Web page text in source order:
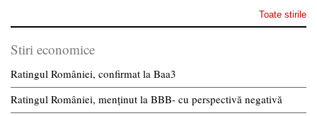
Toate stirile
Stiri economice
Ratingul României, confirmat la Baa3
Ratingul României, menținut la BBB- cu perspectivă negativă